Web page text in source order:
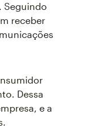
Seguindo
receber
Dessa
e a